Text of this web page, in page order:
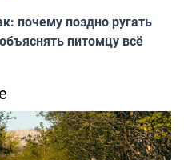
почему поздно ругать
питомцу всё